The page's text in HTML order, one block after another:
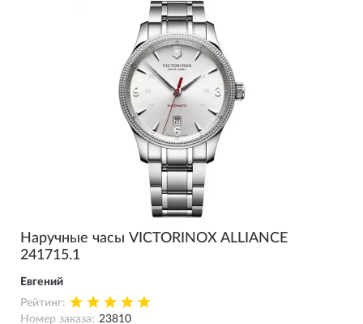
Наручные часы VICTORINOX ALLIANCE
241715.1
Евгений
Рейтинг:
Номер заказа: 23810